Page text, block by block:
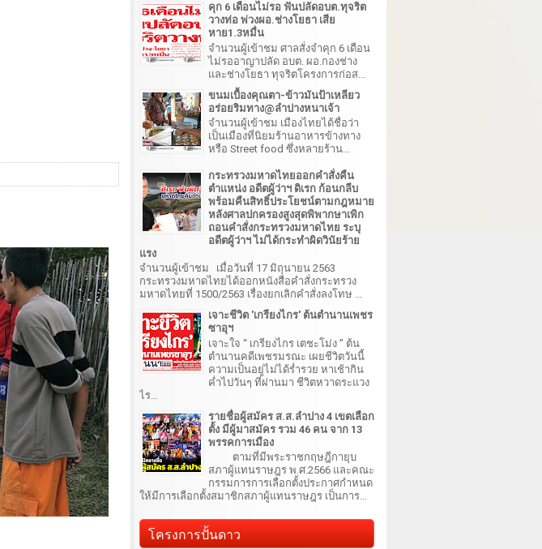
คุก 6 เดือนไม่รอ ฟันปลัดอบต.ทุจริต
วางท่อ พ่วงผอ.ช่างโยธา เสีย
หาย1.3หมื่น
จำนวนผู้เข้าชม ศาลสั่งจำคุก 6 เดือน
ไม่รออาญาปลัด อบต. ผอ.กองช่าง
และช่างโยธา ทุจริตโครงการก่อส...
ขนมเบื้องคุณตา-ข้าวมันป้าเหลียว
อร่อยริมทาง@ลำปางหนาเจ้า
จำนวนผู้เข้าชม เมืองไทยได้ชื่อว่า
เป็นเมืองที่นิยมร้านอาหารข้างทาง
หรือ Street food ซึ่งหลายร้าน...
กระทรวงมหาดไทยออกคำสั่งคืน
ตำแหน่ง อดีตผู้ว่าฯ ดิเรก ก้อนกลีบ
พร้อมคืนสิทธิ์ประโยชน์ตามกฎหมาย
หลังศาลปกครองสูงสุดพิพากษาเพิก
ถอนคำสั่งกระทรวงมหาดไทย ระบุ
อดีตผู้ว่าฯ ไม่ได้กระทำผิดวินัยร้าย
แรง
จำนวนผู้เข้าชม เมื่อวันที่ 17 มิถุนายน 2563
กระทรวงมหาดไทยได้ออกหนังสือคำสั่งกระทรวง
มหาดไทยที่ 1500/2563 เรื่องยกเลิกคำสั่งลงโทษ ...
เจาะชีวิต 'เกรียงไกร' ต้นตำนานเพชร
ซาอุฯ
เจาะใจ “ เกรียงไกร เตชะโม่ง ” ต้น
ตำนานคดีเพชรมรณะ เผยชีวิตวันนี้
ความเป็นอยู่ไม่ได้ร่ำรวย หาเช้ากิน
ค่ำไปวันๆ ที่ผ่านมา ชีวิตหวาดระแวง
ไร...
รายชื่อผู้สมัคร ส.ส.ลำปาง 4 เขตเลือก
ตั้ง มีผู้มาสมัคร รวม 46 คน จาก 13
พรรคการเมือง
ตามที่มีพระราชกฤษฎีกายุบ
สภาผู้แทนราษฎร พ.ศ.2566 และคณะ
กรรมการการเลือกตั้งประกาศกำหนด
ให้มีการเลือกตั้งสมาชิกสภาผู้แทนราษฎร เป็นการ...
โครงการปั้นดาว